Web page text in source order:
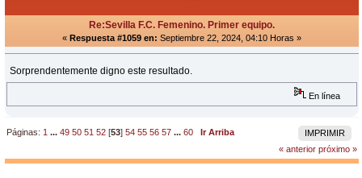
Re:Sevilla F.C. Femenino. Primer equipo.
« Respuesta #1059 en: Septiembre 22, 2024, 04:10 Horas »
Sorprendentemente digno este resultado.
En línea
IMPRIMIR
Páginas: 1 ...49 50 51 52 [53]54 55 56 57 ...60
Ir Arriba
« anterior próximo »